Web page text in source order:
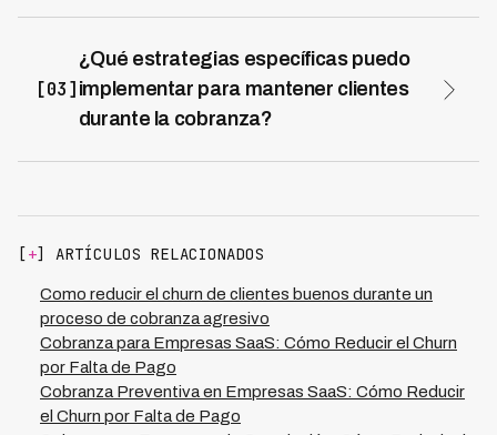
de recuperación. Las soluciones de cobranza con IA
permiten gestionar miles de casos simultáneamente sin
incrementar el equipo humano. Kleva, por ejemplo, logra
reducir costos operacionales hasta 70% menos
personaliza mensajes según el perfil del deudor y
optimiza los tiempos de contacto, permitiendo que tu
intervención humana.
[03]
¿Qué estrategias específicas puedo
implementar para mantener clientes
durante la cobranza?
cartera según comportamiento de pago y riesgo; ofrece
opciones de refinanciamiento antes de escalar a
(SMS, email, WhatsApp) respetando preferencias del
cliente; y mantén un tone empático que reconozca las
dificultades financieras. Plataformas que operan en 7
países como Kleva utilizan machine learning para
predecir cuál es el mejor momento y canal para
contactar a cada cliente, aumentando la probabilidad de
[ +] ARTÍCULOS RELACIONADOS
Como reducir el churn de clientes buenos durante un
proceso de cobranza agresivo
Cobranza para Empresas SaaS: Cómo Reducir el Churn
por Falta de Pago
Cobranza Preventiva en Empresas SaaS: Cómo Reducir
el Churn por Falta de Pago